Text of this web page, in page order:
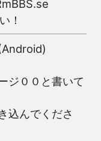
！
ジ００と書いて
込んでくださ